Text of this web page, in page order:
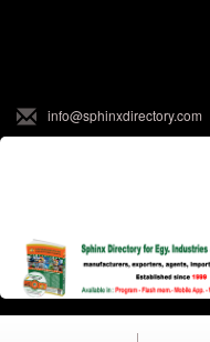
info@sphinxdirectory.com